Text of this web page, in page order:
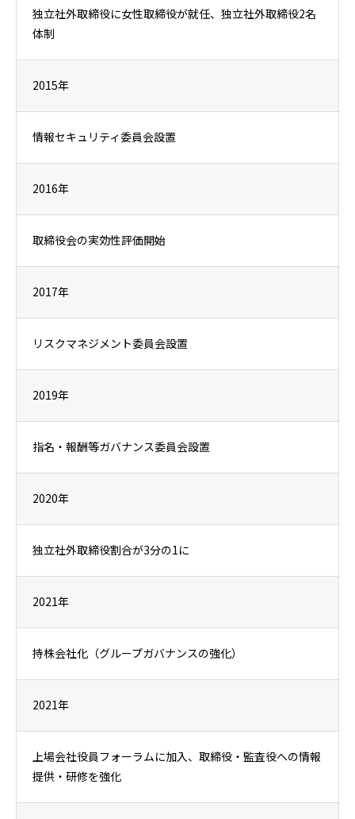
独立社外取締役に女性取締役が就任、独立社外取締役2名
体制
2015年
情報セキュリティ委員会設置
2016年
取締役会の実効性評価開始
2017年
リスクマネジメント委員会設置
2019年
指名・報酬等ガバナンス委員会設置
2020年
独立社外取締役割合が3分の1に
2021年
持株会社化（グループガバナンスの強化）
2021年
上場会社役員フォーラムに加入、取締役・監査役への情報
提供・研修を強化